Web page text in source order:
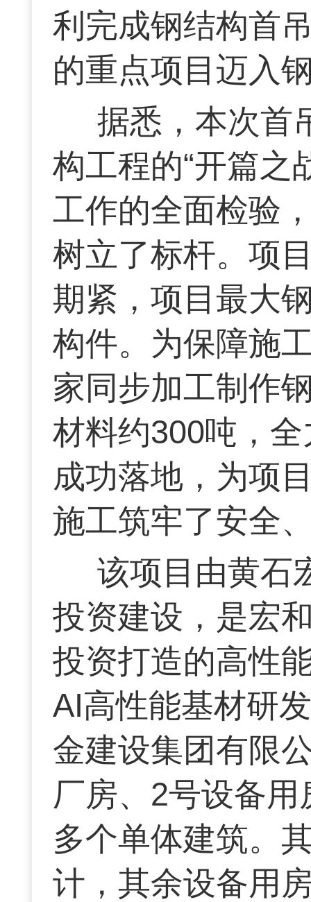
利完成钢结构首
的重点项目迈入
据悉，本次首
构工程的“开篇之
工作的全面检验
树立了标杆。项
期紧，项目最大
构件。为保障施
家同步加工制作
材料约300吨，
成功落地，为项
施工筑牢了安全
该项目由黄石
投资建设，是宏
投资打造的高性
AI高性能基材研
金建设集团有限
厂房、2号设备
多个单体建筑。
计，其余设备用